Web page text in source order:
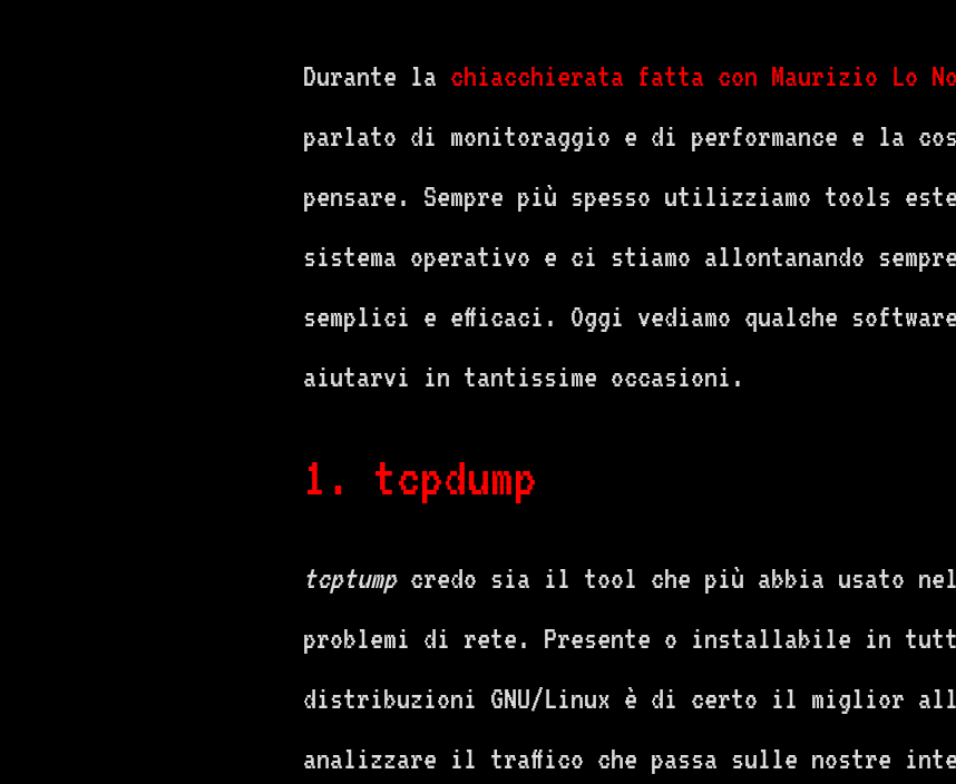
Durante la chiacchierata fatta con Maurizio Lo
parlato di monitoraggio e di performance e la
pensare. Sempre più spesso utilizziamo tools
sistema operativo e ci stiamo allontanando
semplici e efficaci. Oggi vediamo qualche
aiutarvi in tantissime occasioni.
1. tcpdump
tcptumpcredo sia il tool che più abbia usato
problemi di rete. Presente o installabile in
distribuzioni GNU/Linux è di certo il miglior
analizzare il traffico che passa sulle nostre